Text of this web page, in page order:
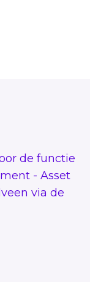
de functie
- Asset
via de